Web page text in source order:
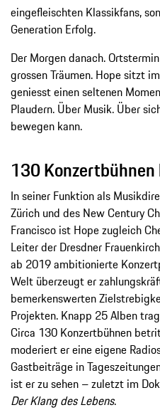
eingefleischten Klassikfans,
Generation Erfolg.
Der Morgen danach.
grossen Träumen. Hope sitzt
geniesst einen seltenen
Plaudern. Über Musik. Über
bewegen kann.
130
In seiner Funktion als
Zürich und des New Century
Francisco ist Hope zugleich
Leiter der Dresdner
ab 2019 ambitionierte
Welt überzeugt er
bemerkenswerten
Projekten. Knapp 25 Alben
Circa 130 Konzertbühnen
moderiert er eine eigene
Gastbeiträge in
ist er zu sehen – zuletzt im
Der Klang des Lebens.